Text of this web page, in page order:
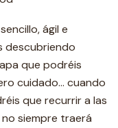
ágil e
descubriendo
que podréis
cuidado… cuando
que recurrir a las
siempre traerá